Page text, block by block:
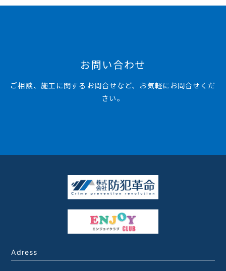
お問い合わせ
ご相談、施工に関するお問合せなど、お気軽にお問合せくだ
さい。
Adress